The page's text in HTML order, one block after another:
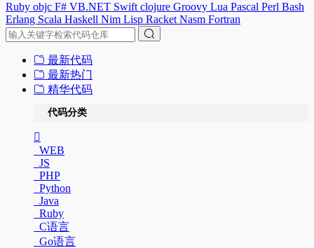
Ruby objc F# VB.NET Swift clojure Groovy Lua Pascal Perl Bash
Erlang Scala Haskell Nim Lisp Racket Nasm Fortran
最新代码
最新热门
精华代码
代码分类
WEB
JS
PHP
Python
Java
Ruby
C语言
Go语言